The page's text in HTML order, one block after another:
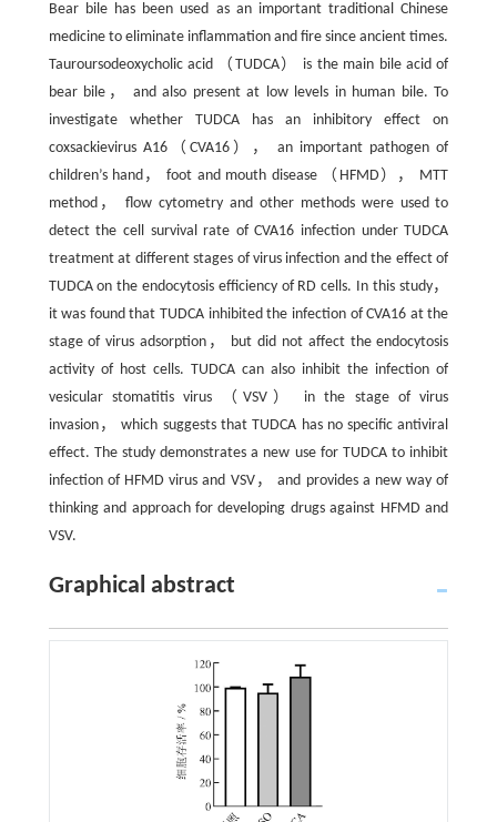
Bear bile has been used as an important traditional Chinese
medicine to eliminate inflammation and fire since ancient times.
Tauroursodeoxycholic acid （TUDCA） is the main bile acid of
bear bile， and also present at low levels in human bile. To
investigate whether TUDCA has an inhibitory effect on
coxsackievirus A16（CVA16）， an important pathogen of
children’s hand， foot and mouth disease （HFMD）， MTT
method， flow cytometry and other methods were used to
detect the cell survival rate of CVA16 infection under TUDCA
treatment at different stages of virus infection and the effect of
TUDCA on the endocytosis efficiency of RD cells. In this study，
it was found that TUDCA inhibited the infection of CVA16 at the
stage of virus adsorption， but did not affect the endocytosis
activity of host cells. TUDCA can also inhibit the infection of
vesicular stomatitis virus （VSV） in the stage of virus
invasion， which suggests that TUDCA has no specific antiviral
effect. The study demonstrates a new use for TUDCA to inhibit
infection of HFMD virus and VSV， and provides a new way of
thinking and approach for developing drugs against HFMD and
VSV.
Graphical abstract